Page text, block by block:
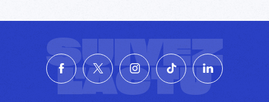
SUIVEZ
L'ACTU